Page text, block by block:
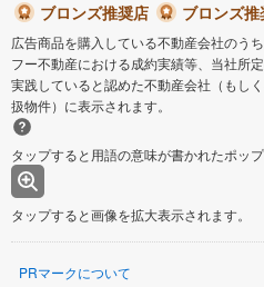
ブロンズ推奨店
ブロンズ
広告商品を購入している不動産会社のう
フー不動産における成約実績等、当社所
実践していると認めた不動産会社（もし
扱物件）に表示されます。
タップすると用語の意味が書かれたポップ
タップすると画像を拡大表示されます。
PRマークについて